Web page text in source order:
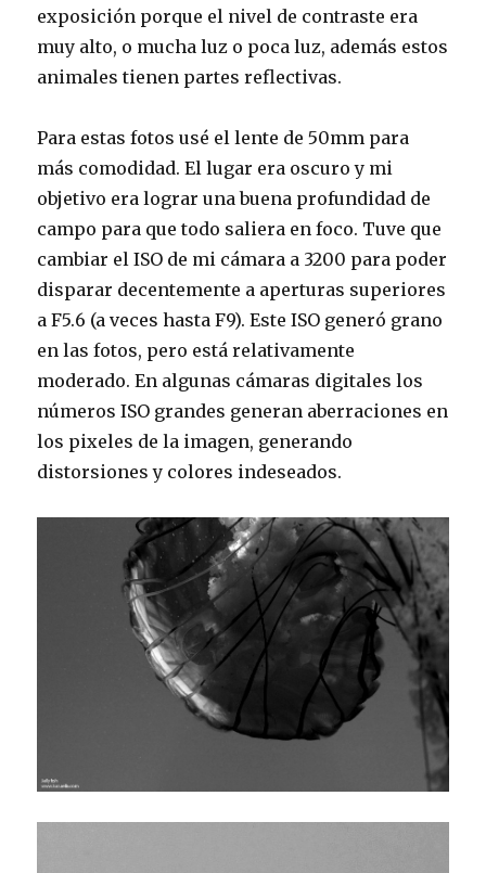
exposición porque el nivel de contraste era
muy alto, o mucha luz o poca luz, además estos
animales tienen partes reflectivas.
Para estas fotos usé el lente de 50mm para
más comodidad. El lugar era oscuro y mi
objetivo era lograr una buena profundidad de
campo para que todo saliera en foco. Tuve que
cambiar el ISO de mi cámara a 3200 para poder
disparar decentemente a aperturas superiores
a F5.6 (a veces hasta F9). Este ISO generó grano
en las fotos, pero está relativamente
moderado. En algunas cámaras digitales los
números ISO grandes generan aberraciones en
los pixeles de la imagen, generando
distorsiones y colores indeseados.